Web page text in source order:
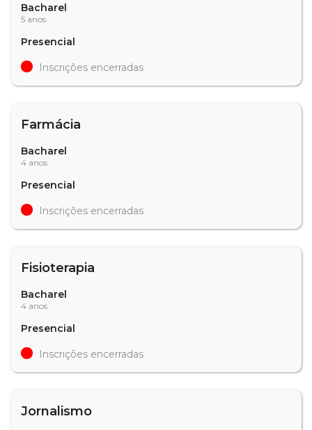
Bacharel
5 anos
Presencial
Inscrições encerradas
Farmácia
Bacharel
4 anos
Presencial
Inscrições encerradas
Fisioterapia
Bacharel
4 anos
Presencial
Inscrições encerradas
Jornalismo